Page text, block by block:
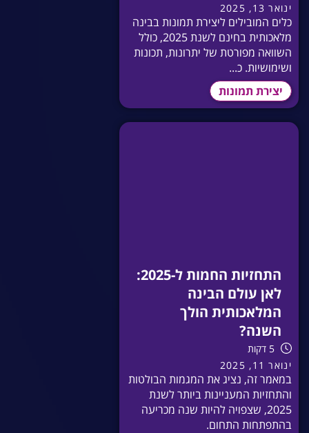
ינואר 13, 2025
כלים המובילים ליצירת תמונות בבינה
מלאכותית בחינם לשנת 2025, כולל
השוואה מפורטת של יתרונות, תכונות
ושימושיות. כ...
יצירת תמונות
התחזיות החמות ל-2025:
לאן עולם הבינה
המלאכותית הולך
השנה?
5 דקות
ינואר 11, 2025
במאמר זה, נציג את המגמות הבולטות
והתחזיות המעניינות ביותר לשנת
2025, שצפויה להיות שנה מכריעה
בהתפתחות התחום.